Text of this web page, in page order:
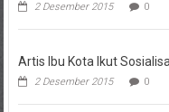
2 Desember 2015 0
Artis Ibu Kota Ikut
2 Desember 2015 0